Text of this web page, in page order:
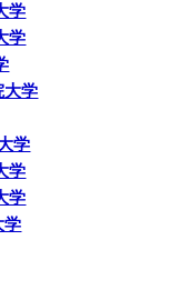
学
学
大学
学
学
学
学